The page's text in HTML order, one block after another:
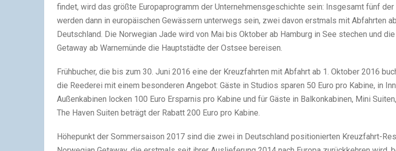
findet, wird das größte Europaprogramm der Unternehmensgeschichte sein: Insgesamt fünf
werden dann in europäischen Gewässern unterwegs sein, zwei davon erstmals mit Abfahrten ab
Deutschland. Die Norwegian Jade wird von Mai bis Oktober ab Hamburg in See stechen und
Getaway ab Warnemünde die Hauptstädte der Ostsee bereisen.
Frühbucher, die bis zum 30. Juni 2016 eine der Kreuzfahrten mit Abfahrt ab 1. Oktober 2016
die Reederei mit einem besonderen Angebot: Gäste in Studios sparen 50 Euro pro Kabine, in
Außenkabinen locken 100 Euro Ersparnis pro Kabine und für Gäste in Balkonkabinen, Mini
The Haven Suiten beträgt der Rabatt 200 Euro pro Kabine.
Höhepunkt der Sommersaison 2017 sind die zwei in Deutschland positionierten Kreuzfahrt-